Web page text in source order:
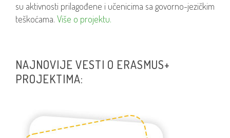
su aktivnosti prilagođene i učenicima sa govorno-jezičkim
teškoćama. Više o projektu.
NAJNOVIJE VESTI O ERASMUS+
PROJEKTIMA: